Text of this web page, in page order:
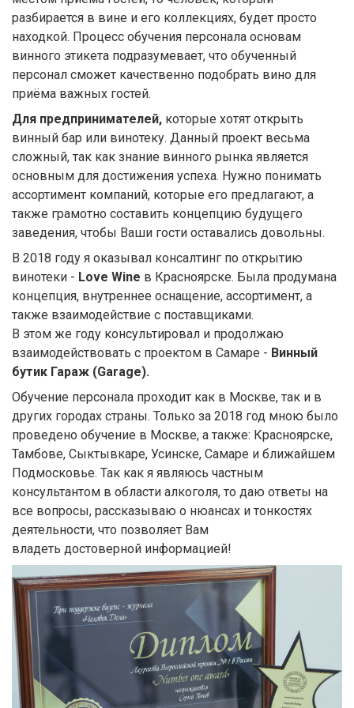
разбирается в вине и его коллекциях, будет просто
находкой. Процесс обучения персонала основам
винного этикета подразумевает, что обученный
персонал сможет качественно подобрать вино для
приёма важных гостей.
Для предпринимателей, которые хотят открыть
винный бар или винотеку. Данный проект весьма
сложный, так как знание винного рынка является
основным для достижения успеха. Нужно понимать
ассортимент компаний, которые его предлагают, а
также грамотно составить концепцию будущего
заведения, чтобы Ваши гости оставались довольны.
В 2018 году я оказывал консалтинг по открытию
винотеки - Love Wine в Красноярске. Была продумана
концепция, внутреннее оснащение, ассортимент, а
также взаимодействие с поставщиками.
В этом же году консультировал и продолжаю
взаимодействовать с проектом в Самаре - Винный
бутик Гараж (Garage).
Обучение персонала проходит как в Москве, так и в
других городах страны. Только за 2018 год мною было
проведено обучение в Москве, а также: Красноярске,
Тамбове, Сыктывкаре, Усинске, Самаре и ближайшем
Подмосковье. Так как я являюсь частным
консультантом в области алкоголя, то даю ответы на
все вопросы, рассказываю о нюансах и тонкостях
деятельности, что позволяет Вам
владеть достоверной информацией!